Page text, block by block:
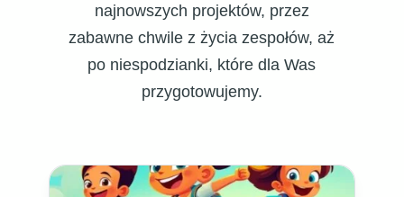
najnowszych projektów, przez
zabawne chwile z życia zespołów, aż
po niespodzianki, które dla Was
przygotowujemy.